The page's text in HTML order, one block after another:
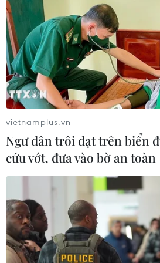
US Open 2024: Djokovic thắng
vánh, thêm nhiều hạt giống bị
29/08/2024 04:21
Hàng loạt tay vợt hạt giống bị loại
ngay từ vòng 1 US Open 2024
28/08/2024 04:18
Xem thêm
vietnamplus.vn
Ngư dân trôi dạt trên biển
cứu vớt, đưa vào bờ an toàn